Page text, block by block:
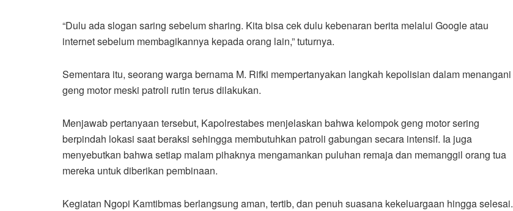
“Dulu ada slogan saring sebelum sharing. Kita bisa cek dulu kebenaran berita melalui Google atau
internet sebelum membagikannya kepada orang lain,” tuturnya.
Sementara itu, seorang warga bernama M. Rifki mempertanyakan langkah kepolisian dalam menangani
geng motor meski patroli rutin terus dilakukan.
Menjawab pertanyaan tersebut, Kapolrestabes menjelaskan bahwa kelompok geng motor sering
berpindah lokasi saat beraksi sehingga membutuhkan patroli gabungan secara intensif. Ia juga
menyebutkan bahwa setiap malam pihaknya mengamankan puluhan remaja dan memanggil orang tua
mereka untuk diberikan pembinaan.
Kegiatan Ngopi Kamtibmas berlangsung aman, tertib, dan penuh suasana kekeluargaan hingga selesai.